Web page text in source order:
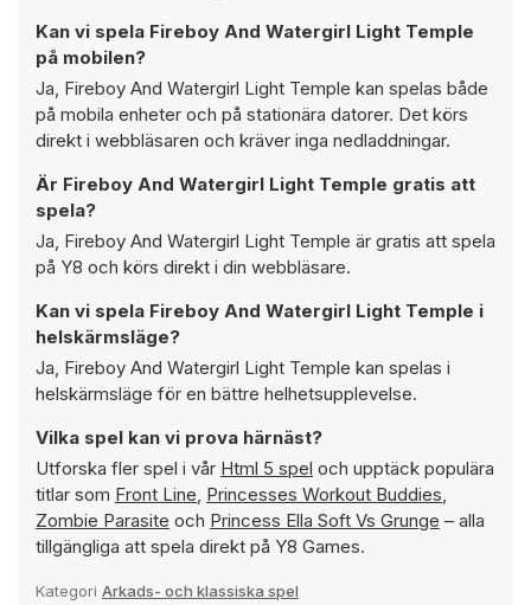
Kan vi spela Fireboy And Watergirl Light Temple
på mobilen?
Ja, Fireboy And Watergirl Light Temple kan spelas både
på mobila enheter och på stationära datorer. Det körs
direkt i webbläsaren och kräver inga nedladdningar.
Är Fireboy And Watergirl Light Temple gratis att
spela?
Ja, Fireboy And Watergirl Light Temple är gratis att spela
på Y8 och körs direkt i din webbläsare.
Kan vi spela Fireboy And Watergirl Light Temple i
helskärmsläge?
Ja, Fireboy And Watergirl Light Temple kan spelas i
helskärmsläge för en bättre helhetsupplevelse.
Vilka spel kan vi prova härnäst?
Utforska fler spel i vår Html 5 spel och upptäck populära
titlar som Front Line, Princesses Workout Buddies,
Zombie Parasite och Princess Ella Soft Vs Grunge – alla
tillgängliga att spela direkt på Y8 Games.
Kategori Arkads- och klassiska spel